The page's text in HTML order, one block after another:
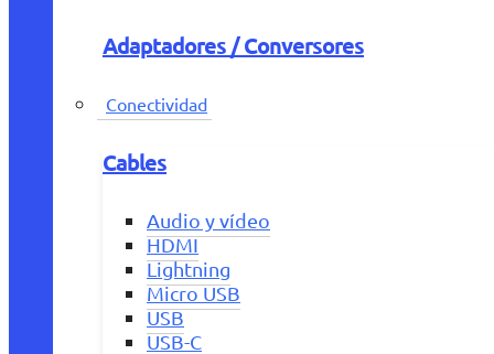
Adaptadores / Conversores
Conectividad
Cables
Audio y vídeo
HDMI
Lightning
Micro USB
USB
USB-C